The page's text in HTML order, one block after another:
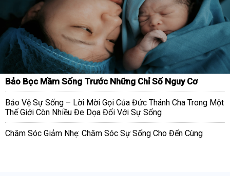
Bảo Bọc Mầm Sống Trước Những Chỉ Số Nguy Cơ
Bảo Vệ Sự Sống – Lời Mời Gọi Của Đức Thánh Cha Trong Một
Thế Giới Còn Nhiều Đe Dọa Đối Với Sự Sống
Chăm Sóc Giảm Nhẹ: Chăm Sóc Sự Sống Cho Đến Cùng